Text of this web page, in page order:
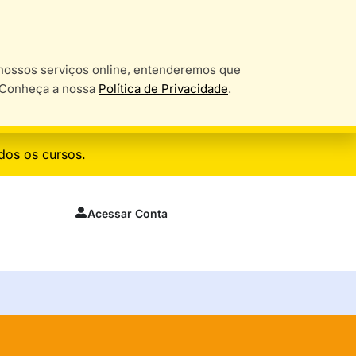
os cursos.
Acessar Conta
serviços online, entenderemos que
a nossa Política de Privacidade.